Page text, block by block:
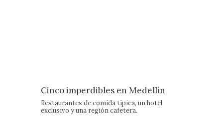
Cinco imperdibles en Medellín
Restaurantes de comida típica, un hotel
exclusivo y una región cafetera.